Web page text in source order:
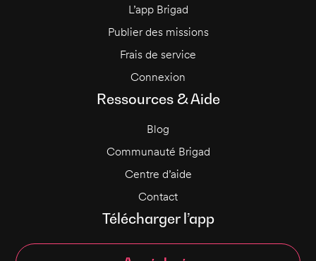
L’app Brigad
Publier des missions
Frais de service
Connexion
Ressources & Aide
Blog
Communauté Brigad
Centre d’aide
Contact
Télécharger l’app